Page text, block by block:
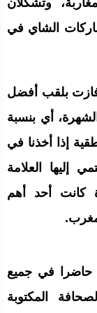
وتشكلان
ماركات الشاي في
فازت بلقب أفضل
من الشهرة، أي بنسبة
إذا أخذنا في
إليها العلامة
كانت أحد أهم
حاضرا في جميع
المكتوبة